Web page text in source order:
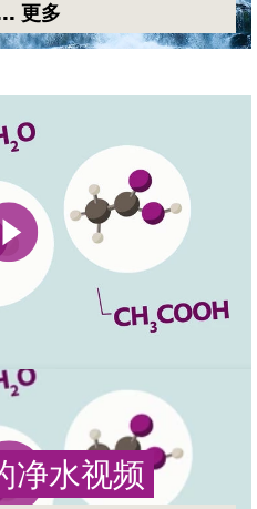
更多
净水视频